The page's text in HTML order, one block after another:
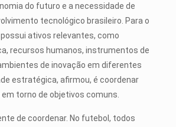
do futuro e a necessidade de
tecnológico brasileiro. Para o
ativos relevantes, como
recursos humanos, instrumentos de
de inovação em diferentes
estratégica, afirmou, é coordenar
torno de objetivos comuns.
de coordenar. No futebol, todos